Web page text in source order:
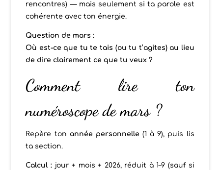
rencontres) — mais seulement si ta parole est
cohérente avec ton énergie.
Question de mars :
Où est-ce que tu te tais (ou tu t’agites) au lieu
de dire clairement ce que tu veux ?
Comment lire ton
numéroscope de mars ?
Repère ton année personnelle (1 à 9), puis lis
ta section.
Calcul :jour + mois + 2026, réduit à 1–9 (sauf si